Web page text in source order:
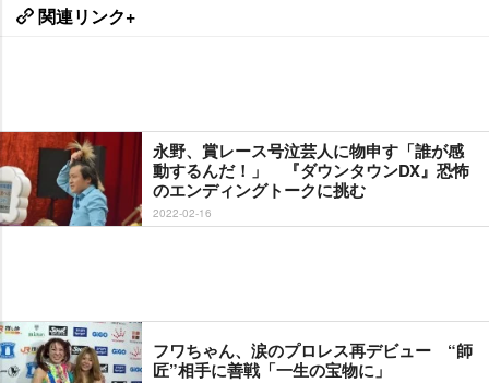
関連リンク+
永野、賞レース号泣芸人に物申す「誰が感
動するんだ！」 『ダウンタウンDX』恐怖
のエンディングトークに挑む
2022-02-16
フワちゃん、涙のプロレス再デビュー “師
匠”相手に善戦「一生の宝物に」